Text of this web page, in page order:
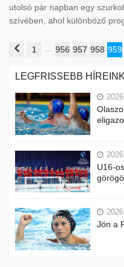
utolsó pár napban egy
szívében, ahol különböző
1 … 956 957 958 959
LEGFRISSEBB HÍREINK
U16-
Jön a